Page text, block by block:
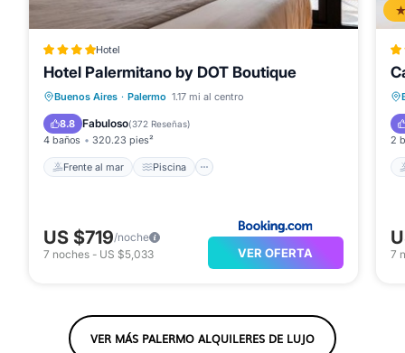
Hotel
Hotel Palermitano by DOT Boutique
Buenos Aires · Palermo 1.17 mi al centro
8.8 Fabuloso(372 Reseñas)
4 baños 320.23 pies²
Frente al mar Piscina
Frente al mar Piscina
Balcón/Terraza
US $719/noche
7 noches - US $5,033 VER OFERTA
2
7
VER MÁS PALERMO ALQUILERES DE LUJO